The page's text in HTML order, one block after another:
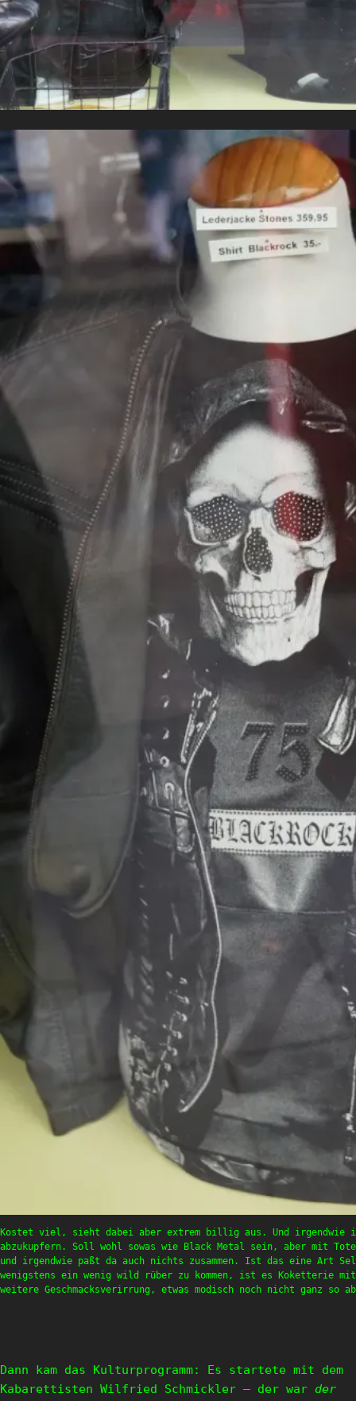
Kostet viel, sieht dabei aber extrem billig aus. Und irgendwie
abzukupfern. Soll wohl sowas wie Black Metal sein, aber mit
und irgendwie paßt da auch nichts zusammen. Ist das eine Art
wenigstens ein wenig wild rüber zu kommen, ist es Koketterie
weitere Geschmacksverirrung, etwas modisch noch nicht ganz so
Dann kam das Kulturprogramm: Es startete mit dem
Kabarettisten Wilfried Schmickler – der war der